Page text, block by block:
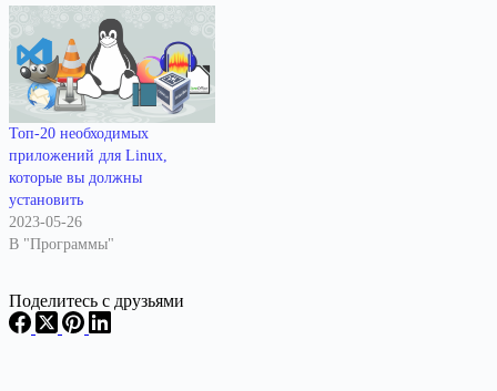
Топ-20 необходимых
приложений для Linux,
которые вы должны
установить
2023-05-26
В "Программы"
Поделитесь с друзьями